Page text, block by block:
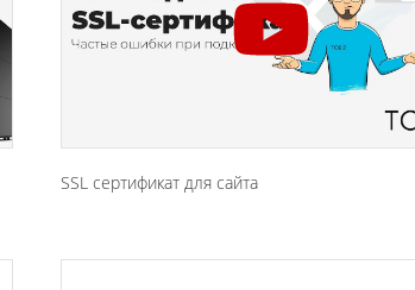
SSL сертификат для сайта